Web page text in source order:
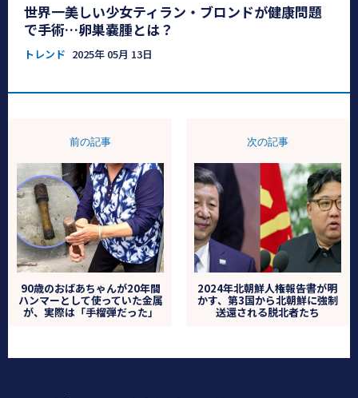
世界一美しい少女ティラン・ブロンドが健康問題
で手術…卵巣嚢腫とは？
トレンド 2025年 05月 13日
前の記事
90歳のおばあちゃんが20年間
ハンマーとして使っていた金属
が、実際は「手榴弾だった」
次の記事
2024年北朝鮮人権報告書が明
かす、第3国から北朝鮮に強制
送還される脱北者たち